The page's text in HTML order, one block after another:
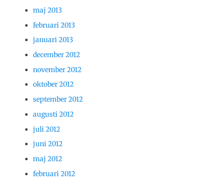
maj 2013
februari 2013
januari 2013
december 2012
november 2012
oktober 2012
september 2012
augusti 2012
juli 2012
juni 2012
maj 2012
februari 2012